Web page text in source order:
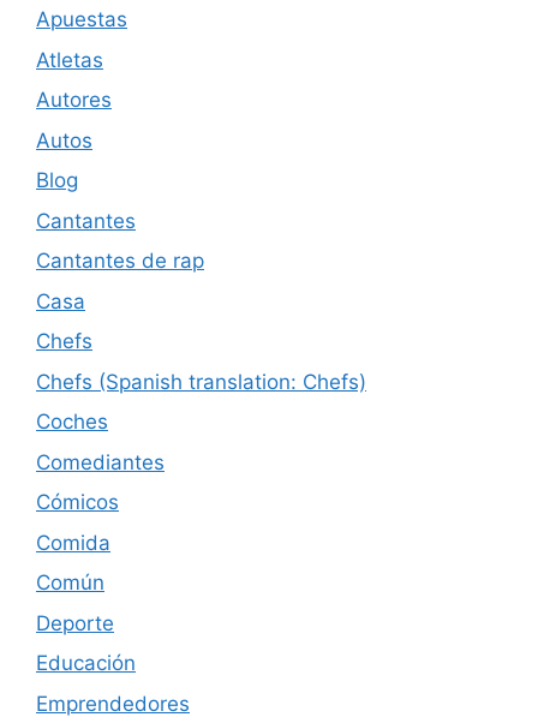
Apuestas
Atletas
Autores
Autos
Blog
Cantantes
Cantantes de rap
Casa
Chefs
Chefs (Spanish translation: Chefs)
Coches
Comediantes
Cómicos
Comida
Común
Deporte
Educación
Emprendedores